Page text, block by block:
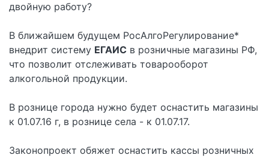
двойную работу?
В ближайшем будущем РосАлгоРегулирование*
внедрит систему ЕГАИС в розничные магазины РФ,
что позволит отслеживать товарооборот
алкогольной продукции.
В рознице города нужно будет оснастить магазины
к 01.07.16 г, в рознице села - к 01.07.17.
Законопроект обяжет оснастить кассы розничных